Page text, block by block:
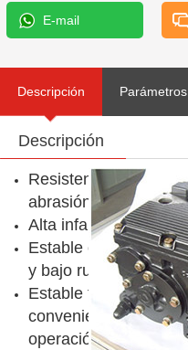
E-mail
Descripción Parámetros
Descripción
Resistencia a la
abrasión
Alta infalibilidad
Estable operación
y bajo ruido
Estable función,
conveniente
operación, largo